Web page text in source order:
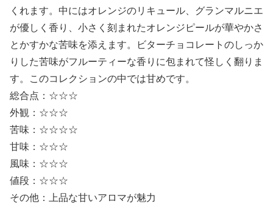
くれます。中にはオレンジのリキュール、グランマルニエ
が優しく香り、小さく刻まれたオレンジピールが華やかさ
とかすかな苦味を添えます。ビターチョコレートのしっか
りした苦味がフルーティーな香りに包まれて怪しく翻りま
す。このコレクションの中では甘めです。
総合点：☆☆☆
外観：☆☆☆
苦味：☆☆☆☆
甘味：☆☆☆
風味：☆☆☆
値段：☆☆☆
その他：上品な甘いアロマが魅力